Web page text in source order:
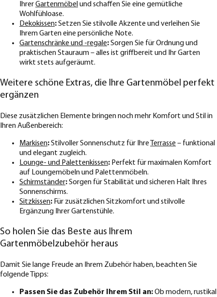
IhrerGartenmöbel und schaffen Sie eine gemütliche
Wohlfühloase.
Dekokissen:Setzen Sie stilvolle Akzente und verleihen Sie
Ihrem Garten eine persönliche Note.
Gartenschränke und -regale:Sorgen Sie für Ordnung und
praktischen Stauraum – alles ist griffbereit und Ihr Garten
wirkt stets aufgeräumt.
Weitere schöne Extras, die Ihre Gartenmöbel perfekt
ergänzen
Diese zusätzlichen Elemente bringen noch mehr Komfort und Stil in
Ihren Außenbereich:
Markisen:Stilvoller Sonnenschutz für Ihre Terrasse – funktional
und elegant zugleich.
Lounge- und Palettenkissen: Perfekt für maximalen Komfort
auf Loungemöbeln und Palettenmöbeln.
Schirmständer:Sorgen für Stabilität und sicheren Halt Ihres
Sonnenschirms.
Sitzkissen: Für zusätzlichen Sitzkomfort und stilvolle
Ergänzung Ihrer Gartenstühle.
So holen Sie das Beste aus Ihrem
Gartenmöbelzubehör heraus
Damit Sie lange Freude an Ihrem Zubehör haben, beachten Sie
folgende Tipps:
Passen Sie das Zubehör Ihrem Stil an:Ob modern, rustikal